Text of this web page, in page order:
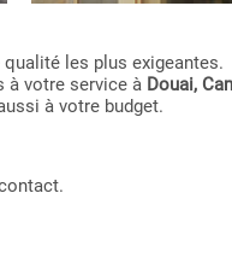
les plus exigeantes.
à votre service à Douai,
à votre budget.